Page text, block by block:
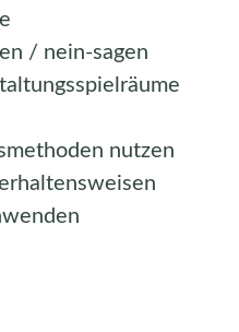
/ nein-sagen
nutzen